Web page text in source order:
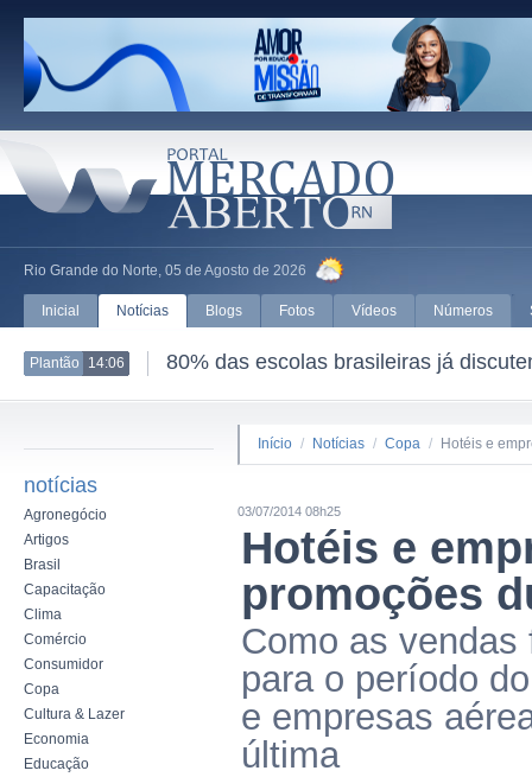
Rio Grande do Norte, 05 de Agosto de 2026
Inicial Notícias Blogs Fotos Vídeos Números
Plantão 14:06 80% das escolas brasileiras já
notícias
Agronegócio
Artigos
Brasil
Capacitação
Clima
Comércio
Consumidor
Copa
Cultura & Lazer
Economia
Educação
Início / Notícias / Copa / Hotéis e
03/07/2014 08h25
Hotéis e
promoções
Como as
para o período
e empresas
última